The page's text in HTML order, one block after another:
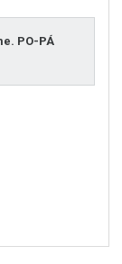
PO-PÁ